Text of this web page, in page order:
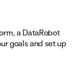
a DataRobot
goals and set up